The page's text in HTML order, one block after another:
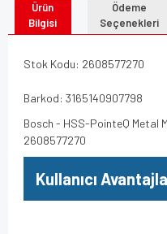
Ürün
Bilgisi
Ödeme
Seçenekleri
Stok Kodu: 2608577270
Barkod: 3165140907798
Bosch - HSS-PointeQ Metal
2608577270
Kullanıcı